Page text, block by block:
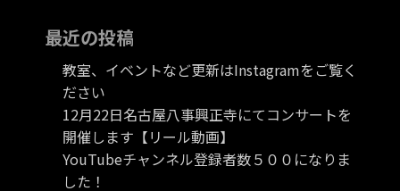
最近の投稿
教室、イベントなど更新はInstagramをご覧く
ださい
12月22日名古屋八事興正寺にてコンサートを
開催します【リール動画】
YouTubeチャンネル登録者数５００になりま
した！